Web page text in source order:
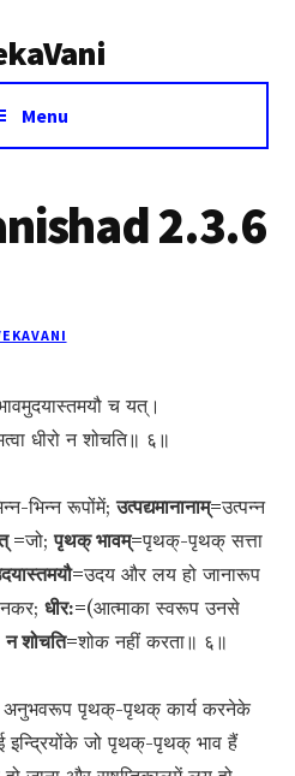
Menu
2.3.6
च यत्।
धीरो न शोचति॥ ६॥
भिन्न रूपोंमें;उत्पद्यमानानाम्=उत्पन्न
=जो;पृथक् भावम्=पृथक्-पृथक् सत्ता
उदय और लय हो जानारूप
धीर:=(आत्माका स्वरूप उनसे
न शोचति=शोक नहीं करता॥ ६॥
अनुभवरूप पृथक्-पृथक् कार्य करनेके
इन्द्रियोंके जो पृथक्-पृथक् भाव हैं